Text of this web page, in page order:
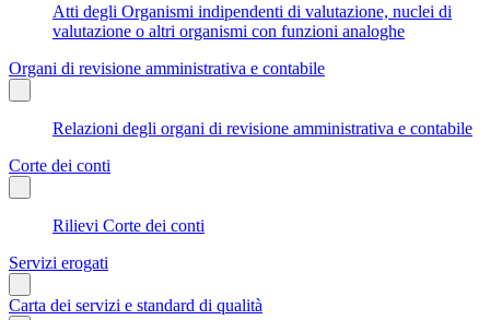
Atti degli Organismi indipendenti di valutazione, nuclei di
valutazione o altri organismi con funzioni analoghe
Organi di revisione amministrativa e contabile
Relazioni degli organi di revisione amministrativa e contabile
Corte dei conti
Rilievi Corte dei conti
Servizi erogati
Carta dei servizi e standard di qualità